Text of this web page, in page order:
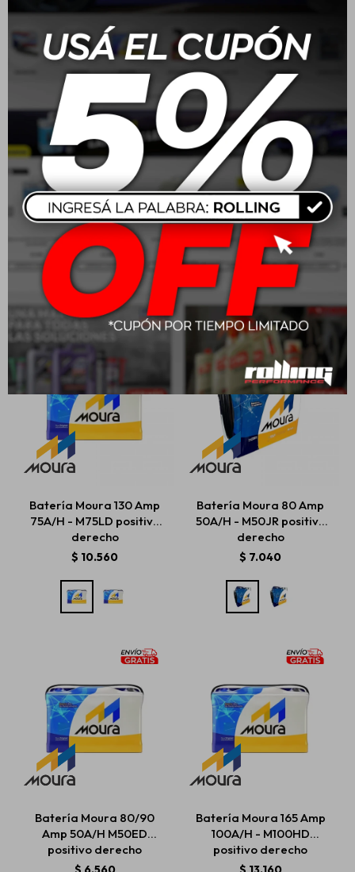
Batería Moura 165 Amp
100A/H - ME100HA
positivo medio
13.160
Batería Moura 70/75
Amp 48A/H - M48FD
positivo derecho
6.160
Batería Moura 130 Amp
75A/H - M75LD positivo
derecho
$ 10.560
Batería Moura 80 Amp
50A/H - M50JR positivo
derecho
$ 7.040
Batería Moura 80/90
Amp 50A/H M50ED
positivo derecho
Batería Moura 165 Amp
100A/H - M100HD
positivo derecho